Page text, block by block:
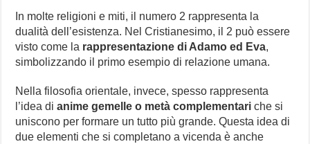
In molte religioni e miti, il numero 2 rappresenta la
dualità dell’esistenza. Nel Cristianesimo, il 2 può essere
visto come la rappresentazione di Adamo ed Eva,
simbolizzando il primo esempio di relazione umana.
Nella filosofia orientale, invece, spesso rappresenta
l’idea dianime gemelle o metà complementari che si
uniscono per formare un tutto più grande. Questa idea di
due elementi che si completano a vicenda è anche